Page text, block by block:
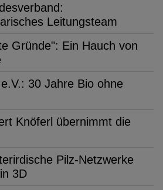
Leitungsteam
Gründe": Ein Hauch von
30 Jahre Bio ohne
Knöferl übernimmt die
Pilz-Netzwerke
3D